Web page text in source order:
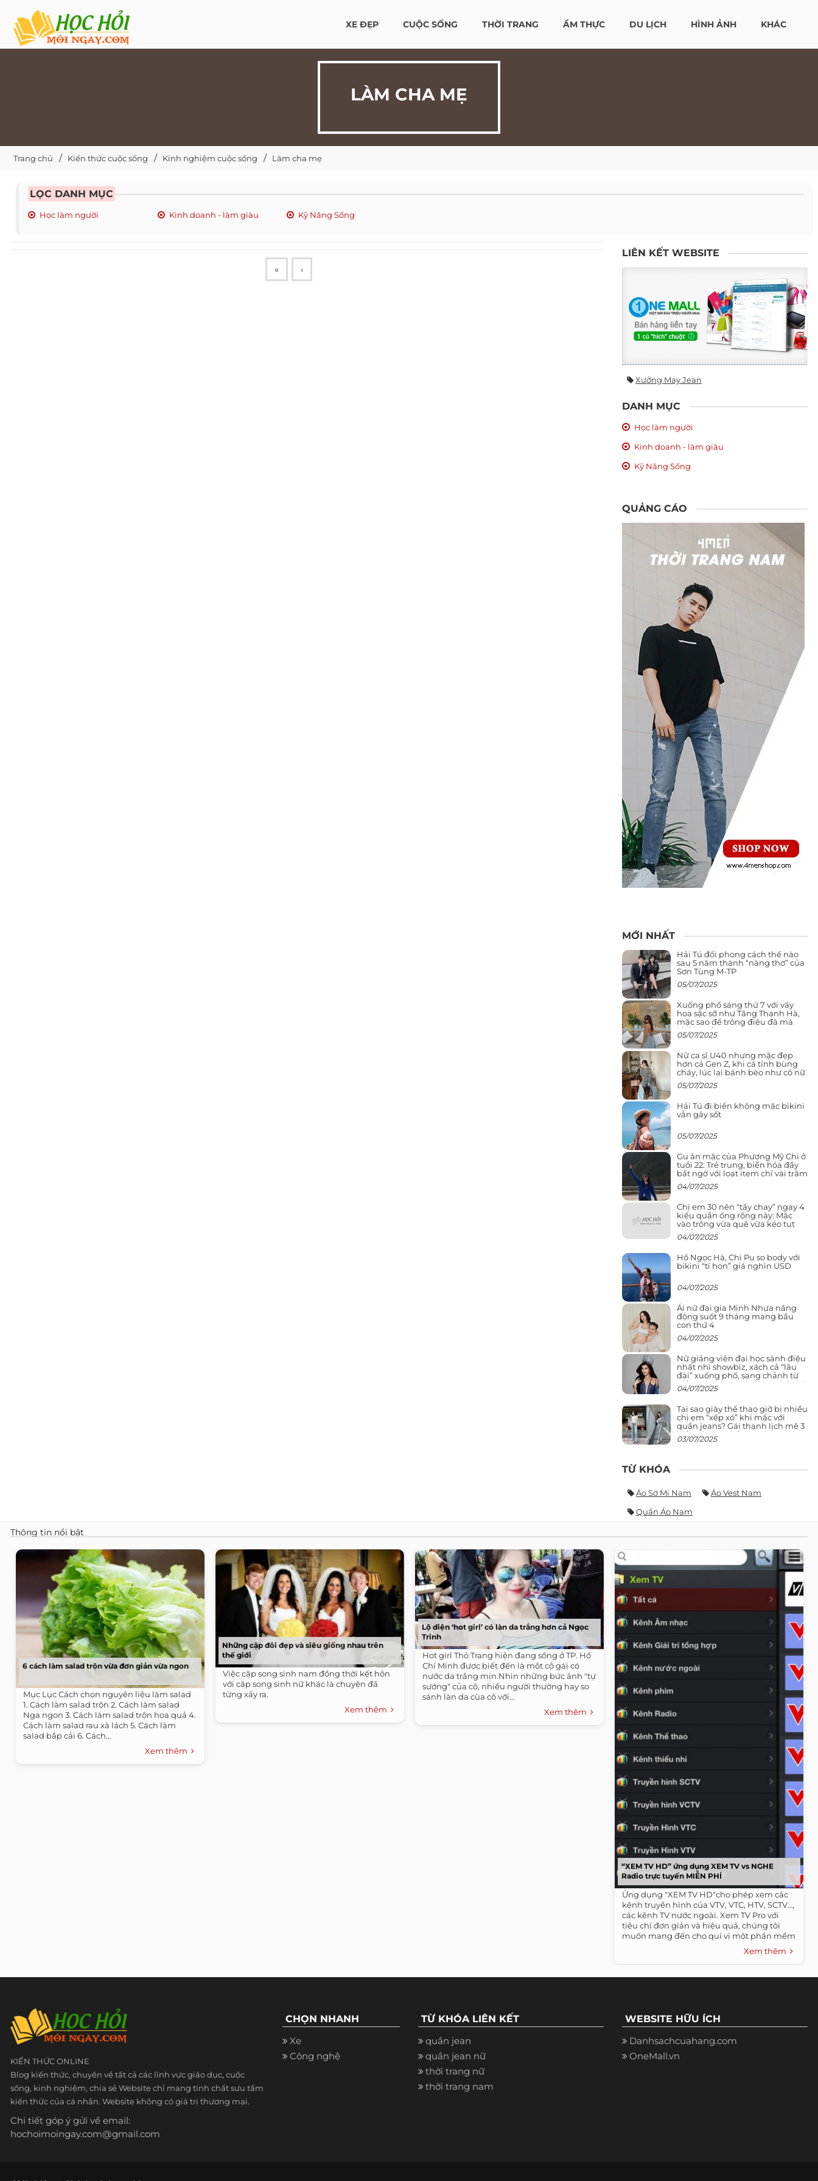
XE ĐẸP CUỘC SỐNG THỜI TRANG ẨM THỰC DU LỊCH HÌNH ẢNH KHÁC
LÀM CHA MẸ
Trang chủ Kiến thức cuộc sống Kinh nghiệm cuộc sống Làm cha mẹ
LỌC DANH MỤC
Học làm người Kinh doanh - làm giàu Kỹ Năng Sống
« ‹
LIÊN KẾT WEBSITE
Xưởng May Jean
DANH MỤC
Học làm người
Kinh doanh - làm giàu
Kỹ Năng Sống
QUẢNG CÁO
MỚI NHẤT
Hải Tú đổi phong cách thế nào
sau 5 năm thành “nàng thơ” của
Sơn Tùng M-TP
05/07/2025
Xuống phố sáng thứ 7 với váy
hoa sặc sỡ như Tăng Thanh Hà,
mặc sao để trông điệu đà mà
không sến
05/07/2025
Nữ ca sĩ U40 nhưng mặc đẹp
hơn cả Gen Z, khi cá tính bùng
cháy, lúc lại bánh bèo như cô nữ
chính ngôn tình
05/07/2025
Hải Tú đi biển không mặc bikini
vẫn gây sốt
05/07/2025
Gu ăn mặc của Phương Mỹ Chi ở
tuổi 22: Trẻ trung, biến hóa đầy
bất ngờ với loạt item chỉ vài trăm
nghìn đã mua được
04/07/2025
Chị em 30 nên “tẩy chay” ngay 4
kiểu quần ống rộng này: Mặc
vào trông vừa quê vừa kéo tụt
chiều cao
04/07/2025
Hồ Ngọc Hà, Chi Pu so body với
bikini “tí hon” giá nghìn USD
04/07/2025
Ái nữ đại gia Minh Nhựa năng
động suốt 9 tháng mang bầu
con thứ 4
04/07/2025
Nữ giảng viên đại học sành điệu
nhất nhì showbiz, xách cả “lâu
đài” xuống phố, sang chảnh từ
giảng đường ra phố khó ai đọ lại
04/07/2025
Tại sao giày thể thao giờ bị nhiều
chị em “xếp xó” khi mặc với
quần jeans? Gái thanh lịch mê 3
kiểu này hơn hẳn
03/07/2025
TỪ KHÓA
Áo Sơ Mi Nam
Áo Vest Nam
Quần Áo Nam
Thông tin nổi bật
6 cách làm salad trộn vừa đơn giản vừa ngon
Mục Lục Cách chọn nguyên liệu làm salad
1. Cách làm salad trộn 2. Cách làm salad
Nga ngon 3. Cách làm salad trộn hoa quả 4.
Cách làm salad rau xà lách 5. Cách làm
salad bắp cải 6. Cách...
Xem thêm
Những cặp đôi đẹp và siêu giống nhau trên
thế giới
Việc cặp song sinh nam đồng thời kết hôn
với cặp song sinh nữ khác là chuyện đã
từng xảy ra.
Xem thêm
Lộ diện ‘hot girl’ có làn da trắng hơn cả Ngọc
Trinh
Hot girl Thỏ Trang hiện đang sống ở TP. Hồ
Chí Minh được biết đến là một cô gái có
nước da trắng mịn.Nhìn những bức ảnh "tự
sướng" của cô, nhiều người thường hay so
sánh làn da cùa cô với...
Xem thêm
“XEM TV HD” ứng dụng XEM TV vs NGHE
Radio trực tuyến MIỄN PHÍ
Ứng dụng "XEM TV HD"cho phép xem các
kênh truyền hình của VTV, VTC, HTV, SCTV…,
các kênh TV nước ngoài. Xem TV Pro với
tiêu chí đơn giản và hiệu quả, chúng tôi
muốn mang đến cho quí vị một phần mềm
Xem thêm
KIẾN THỨC ONLINE
Blog kiến thức, chuyên về tất cả các lĩnh vực giáo dục, cuộc
sống, kinh nghiệm, chia sẻ Website chỉ mang tính chất sưu tầm
kiến thức của cá nhân. Website không có giá trị thương mại.
Chi tiết góp ý gửi về email:
hochoimoingay.com@gmail.com
CHỌN NHANH
Xe
Công nghệ
TỪ KHÓA LIÊN KẾT
quần jean
quần jean nữ
thời trang nữ
thời trang nam
WEBSITE HỮU ÍCH
Danhsachcuahang.com
OneMall.vn